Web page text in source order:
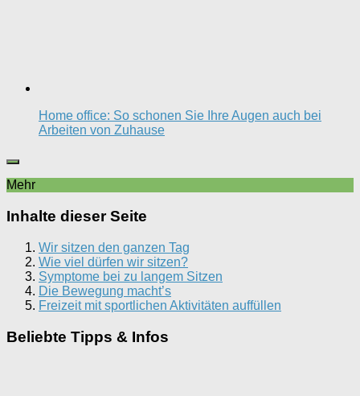
Home office: So schonen Sie Ihre Augen auch bei
Arbeiten von Zuhause
Mehr
Inhalte dieser Seite
Wir sitzen den ganzen Tag
Wie viel dürfen wir sitzen?
Symptome bei zu langem Sitzen
Die Bewegung macht’s
Freizeit mit sportlichen Aktivitäten auffüllen
Beliebte Tipps & Infos